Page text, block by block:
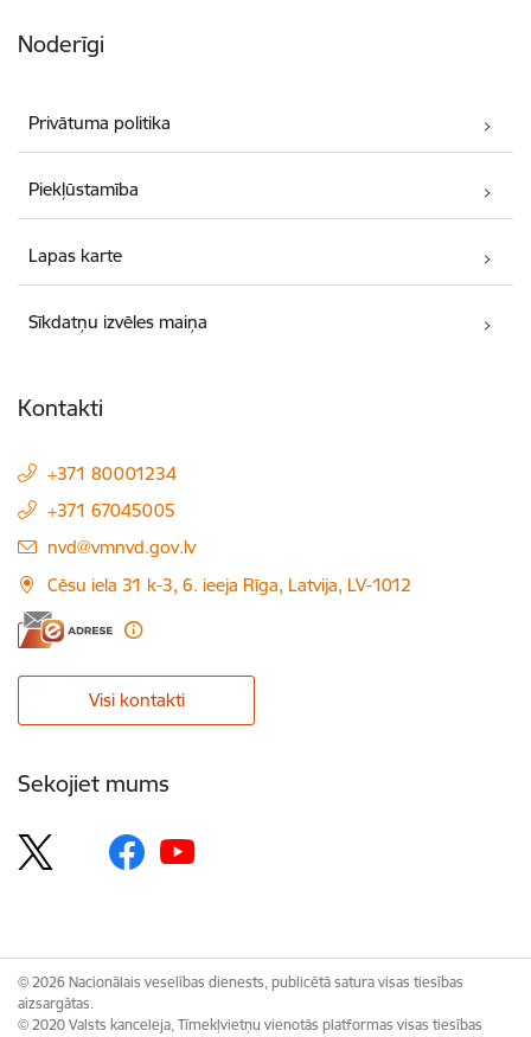
Noderīgi
Privātuma politika
Piekļūstamība
Lapas karte
Sīkdatņu izvēles maiņa
Kontakti
+371 80001234
+371 67045005
E-pasts:
nvd@vmnvd.gov.lv
Cēsu iela 31 k-3, 6. ieeja Rīga, Latvija, LV-1012
Visi kontakti
Sekojiet mums
© 2026 Nacionālais veselības dienests, publicētā satura visas tiesības
aizsargātas.
© 2020 Valsts kanceleja, Tīmekļvietņu vienotās platformas visas tiesības